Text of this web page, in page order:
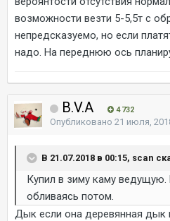
возможности везти 5-5,5т c
непредсказуемо, но если
надо. На переднюю ось
B.V.A 4 732
Опубликовано 21 июля,
В 21.07.2018 в 00:15, scan
Купил в зиму каму
обливаясь потом.
Дык если она деревянная дык